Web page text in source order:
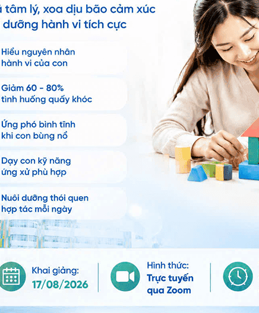
nhất cho trẻ uống vacxin Rota
lòng bấm sốHOTLINE GÓI DỊCH VỤhoặc đặt
tự động trên ứng dụng My Vinmec để quản lý, theo dõi
dụng.
cấp ở trẻ Vacxin phòng ngừa tiêu chảy ở trẻ
Tiêu chảy